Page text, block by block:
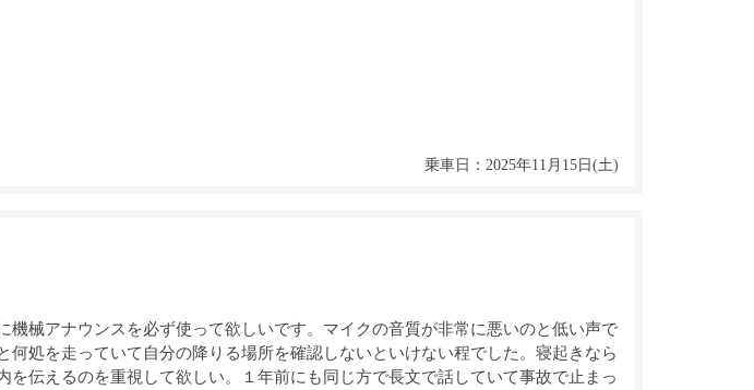
乗車日：2025年11月15日(土)
械アナウンスを必ず使って欲しいです。マイクの音質が非常に悪いのと低い声で
処を走っていて自分の降りる場所を確認しないといけない程でした。寝起きなら
伝えるのを重視して欲しい。１年前にも同じ方で長文で話していて事故で止まっ